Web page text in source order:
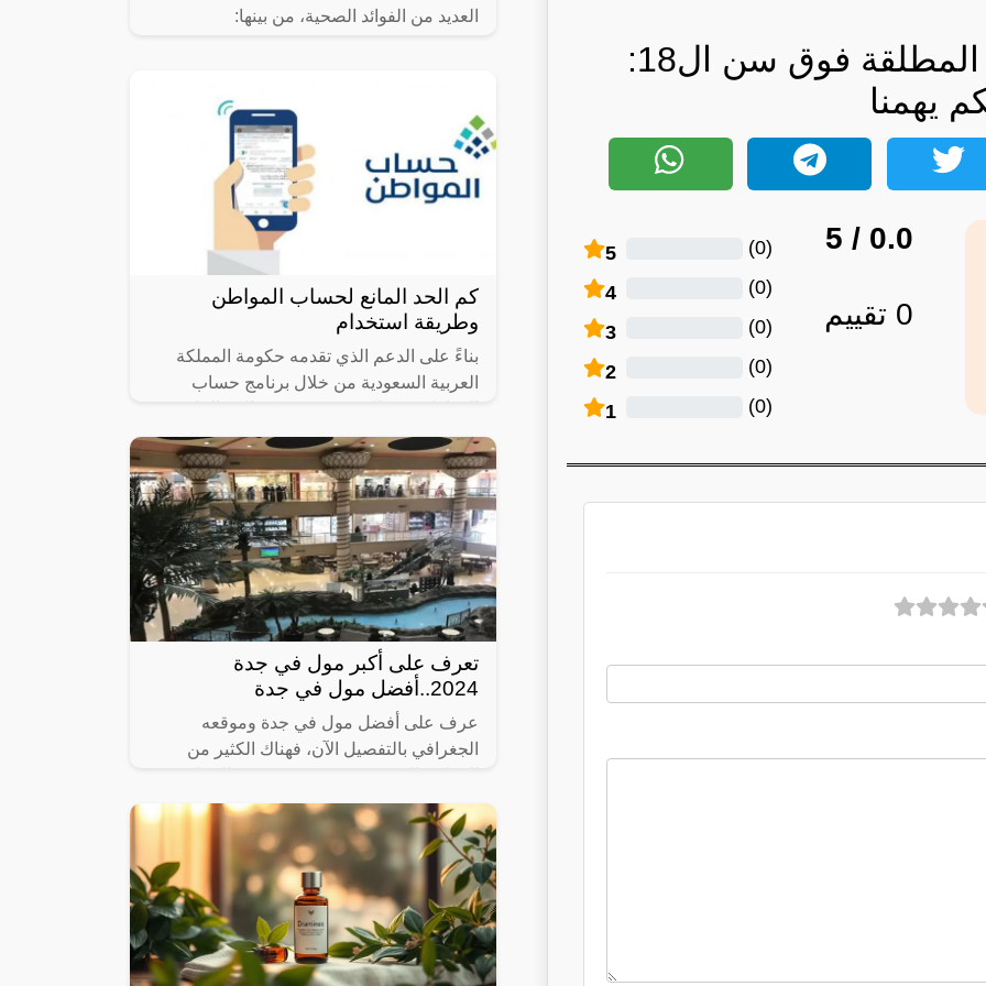
كيف يتم إضافة أبناء المطلقة فوق سن ال18:
يهمنا
0.0
/ 5
0 تقييم
5 (
0
)
4 (
0
)
3 (
0
)
2 (
0
)
1 (
0
)
العديد من الفوائد الصحية، من بينها:
كم الحد المانع لحساب المواطن
وطريقة استخدام
بناءً على الدعم الذي تقدمه حكومة المملكة
العربية السعودية من خلال برنامج حساب
لحساب المواطن وطريقة استخدام الحاسبة،
حيث
تعرف على أكبر مول في جدة
2024..أفضل مول في جدة
عرف على أفضل مول في جدة وموقعه
الجغرافي بالتفصيل الآن، فهناك الكثير من
العربية السعودية، حيث إنها واحدة من أهم
المناطق